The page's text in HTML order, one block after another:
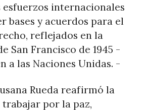
internacionales
bases y acuerdos para el
reflejados en la
San Francisco de 1945 -
a las Naciones Unidas. -
Rueda reafirmó la
trabajar por la paz,